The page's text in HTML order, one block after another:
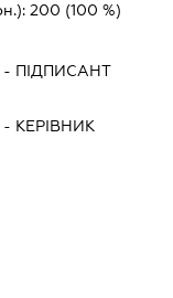
200 (100 %)
- ПІДПИСАНТ
- КЕРІВНИК